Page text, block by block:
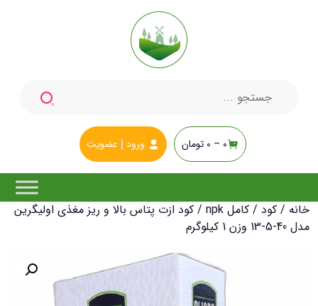
0 –
0 تومان ورود عضویت
خانه / کود / کامل npk
/ کود ازت پتاس بالا و ریز مغذی اولیگرین
مدل 40-5-13 وزن 1 کیلوگرم